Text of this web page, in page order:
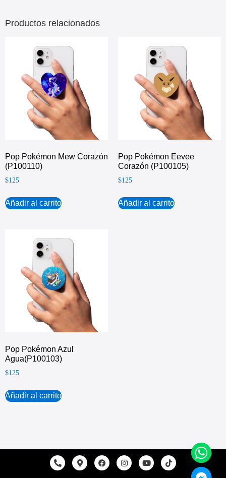
Productos relacionados
Pop Pokémon Mew Corazón
(P100110)
$125
Añadir al carrito
Pop Pokémon Eevee
Corazón (P100105)
$125
Añadir al carrito
Pop Pokémon Azul
Agua(P100103)
$125
Añadir al carrito